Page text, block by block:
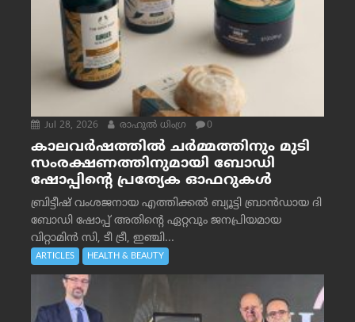
Jul 28, 2026 രാഹുല്‍ ധിംഗ്ര 0
കാലവർഷത്തിൽ ചർമ്മത്തിനും മുടി
സംരക്ഷണത്തിനുമായി ബോഡി
ഷോപ്പിന്റെ പ്രത്യേക ഓഫറുകൾ
ബ്രിട്ടീഷ് വംശജനായ എത്തിക്കൽ ബ്യൂട്ടി ബ്രാൻഡായ ദി
ബോഡി ഷോപ്പ് അതിന്റെ ഏറ്റവും ജനപ്രിയമായ
വിറ്റാമിൻ സി, ടീ ട്രീ, ഇഞ്ചി...
ARTICLES HEALTH & BEAUTY